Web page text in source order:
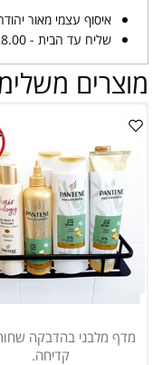
איסוף עצמי מאור יהודה -
שליח עד הבית - ₪28.00
מוצרים
מדף מלבני בהדבקה
קדיחה.